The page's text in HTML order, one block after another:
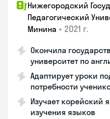
Нижегородский
Педагогический
Минина • 2021 г.
Окончила
университет по
Адаптирует уроки
потребности
Изучает корейский
изучения языков